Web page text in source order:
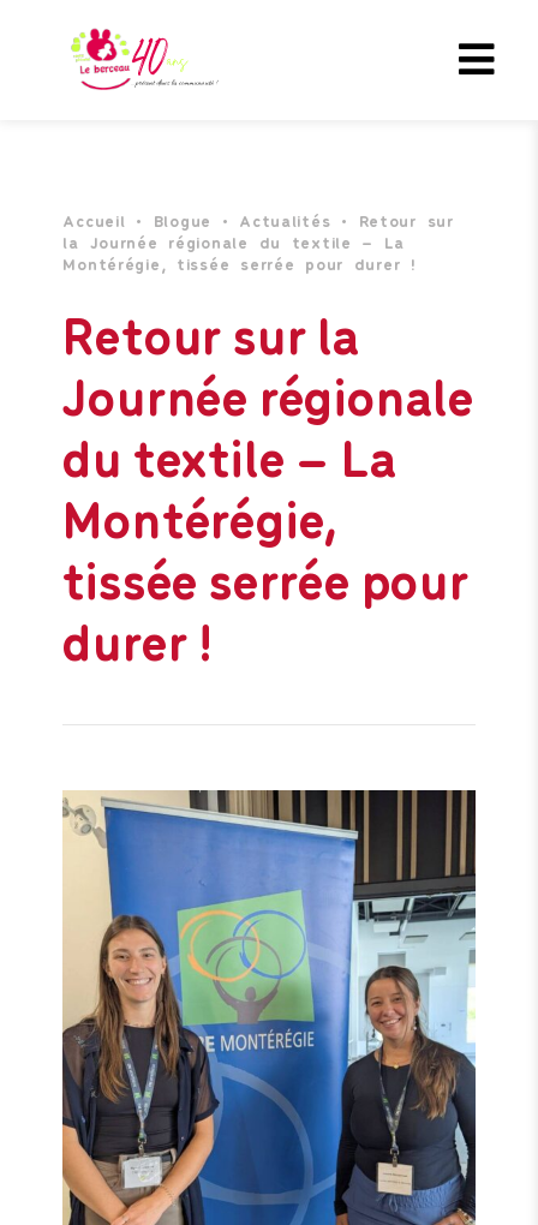
Accueil • Blogue • Actualités • Retour sur
la Journée régionale du textile – La
Montérégie, tissée serrée pour durer !
Retour sur la
Journée régionale
du textile – La
Montérégie,
tissée serrée pour
durer !